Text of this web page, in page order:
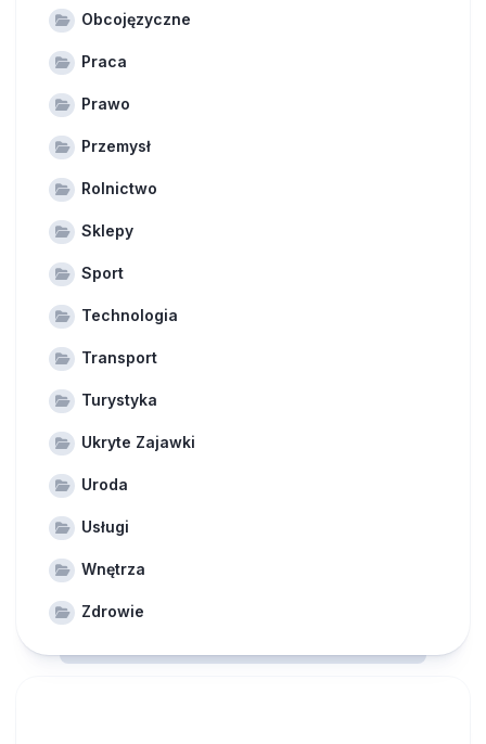
Obcojęzyczne
Praca
Prawo
Przemysł
Rolnictwo
Sklepy
Sport
Technologia
Transport
Turystyka
Ukryte Zajawki
Uroda
Usługi
Wnętrza
Zdrowie